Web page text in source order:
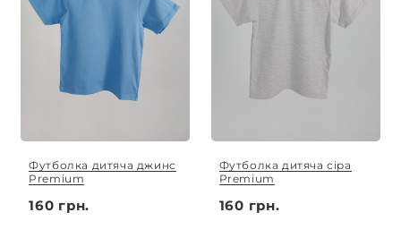
Футболка дитяча джинс
Premium
160 грн.
Футболка дитяча сіра
Premium
160 грн.